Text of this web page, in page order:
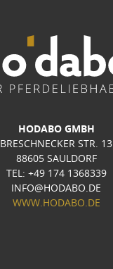
HODABO GMBH
BRESCHNECKER STR. 13
88605 SAULDORF
TEL: +49 174 1368339
INFO@HODABO.DE
WWW.HODABO.DE